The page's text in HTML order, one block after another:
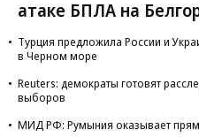
атаке БПЛА на
Турция предложила России и
в Черном море
Reuters: демократы готовят
выборов
МИД РФ: Румыния оказывает